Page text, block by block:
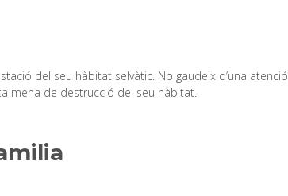
del seu hàbitat selvàtic. No gaudeix d’una atenció
mena de destrucció del seu hàbitat.